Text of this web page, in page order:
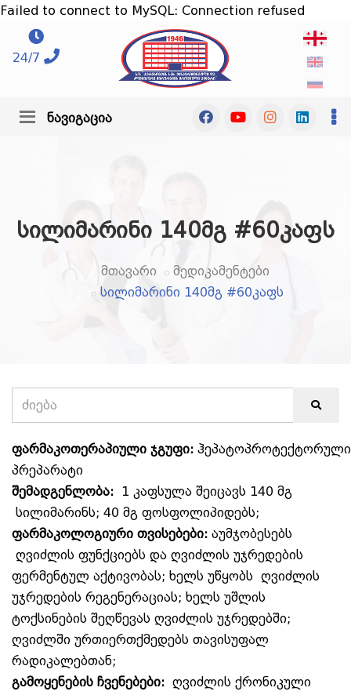
Failed to connect to MySQL: Connection refused
24/7
ნავიგაცია
სილიმარინი 140მგ #60კაფს
მთავარი
მედიკამენტები
სილიმარინი 140მგ #60კაფს
ფარმაკოთერაპიული ჯგუფი: ჰეპატოპროტექტორული
პრეპარატი
შემადგენლობა:
1 კაფსულა შეიცავს 140 მგ
სილიმარინს; 40 მგ ფოსფოლიპიდებს;
ფარმაკოლოგიური თვისებები: აუმჯობესებს
ღვიძლის ფუნქციებს და ღვიძლის უჯრედების
ფერმენტულ აქტივობას; ხელს უწყობს ღვიძლის
უჯრედების რეგენერაციას; ხელს უშლის
ტოქსინების შეღწევას ღვიძლის უჯრედებში;
ღვიძლში ურთიერთქმედებს თავისუფალ
რადიკალებთან;
გამოყენების ჩვენებები: ღვიძლის ქრონიკული